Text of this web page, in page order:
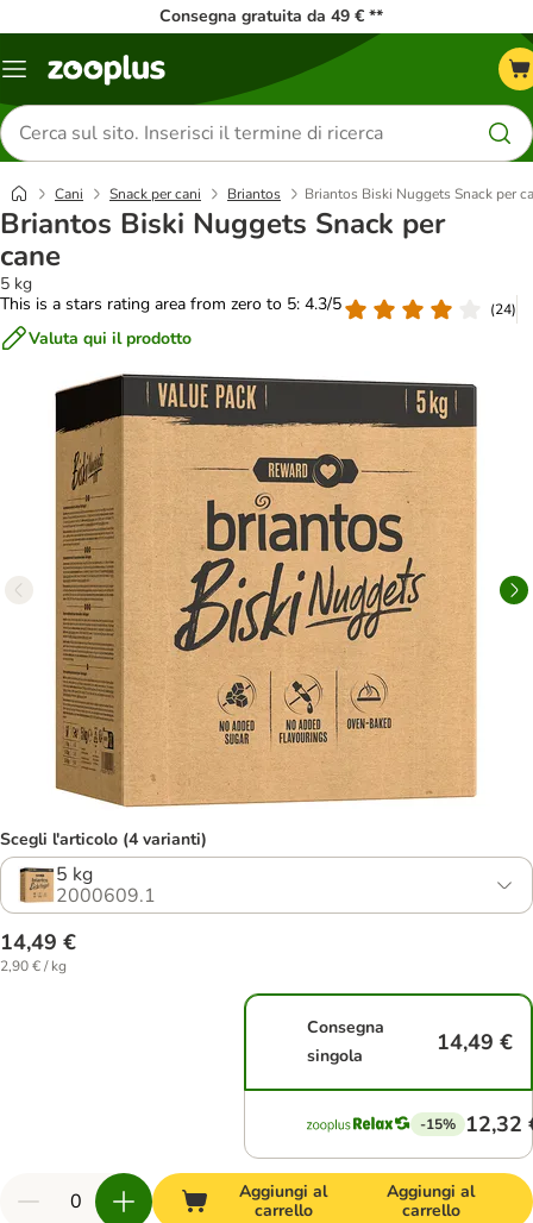
Consegna gratuita da 49 € **
Overview
Cerca
prodotti
Cani Snack per cani Briantos Briantos Biski Nuggets Snack per
Briantos Biski Nuggets Snack per
cane
5 kg
This is a stars rating area from zero to 5: 4.3/5
(24)
Valuta qui il prodotto
Scegli l'articolo (4 varianti)
5 kg
2000609.1
14,49 €
2,90 € / kg
Consegna
singola
14,49 €
-15% 12,32
Aggiungi al
carrello
Aggiungi al
carrello